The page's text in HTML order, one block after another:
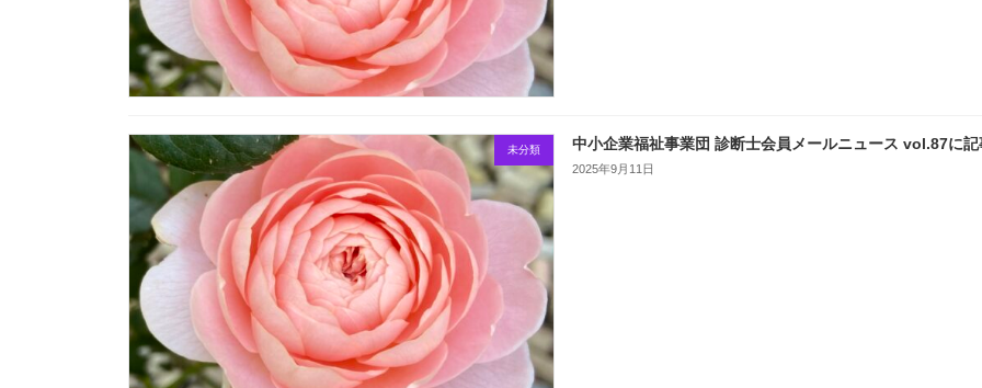
未分類 中小企業福祉事業団 診断士会員メールニュース vol.87に
2025年9月11日